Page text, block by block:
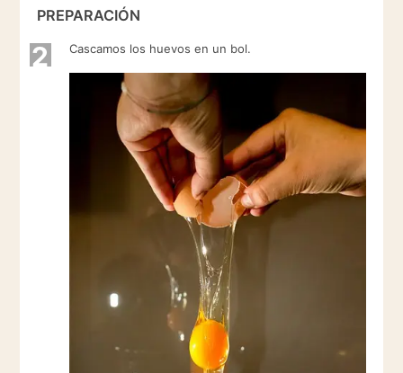
PREPARACIÓN
2 Cascamos los huevos en un bol.